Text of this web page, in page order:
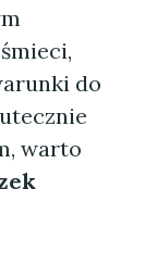
do
warto